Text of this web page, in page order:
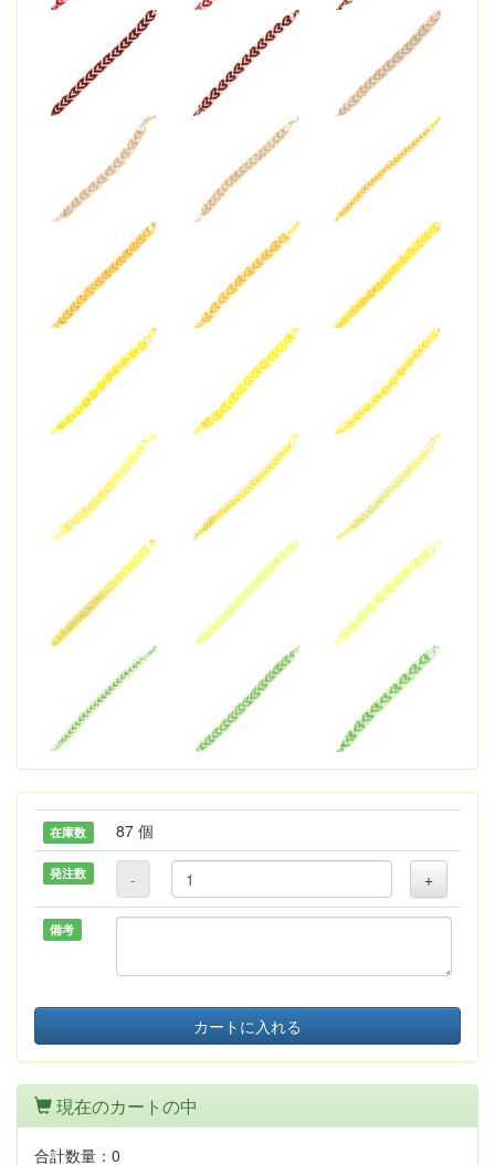
在庫数 87 個
発注数 - +
備考
カートに入れる
現在のカートの中
合計数量： 0